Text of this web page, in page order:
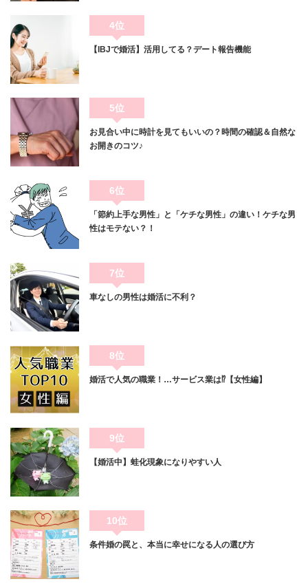
4位
【IBJで婚活】活用してる？デート報告機能
5位
お見合い中に時計を見てもいいの？時間の確認＆自然な
お開きのコツ♪
6位
「節約上手な男性」と「ケチな男性」の違い！ケチな男
性はモテない？！
7位
車なしの男性は婚活に不利？
8位
婚活で人気の職業！…サービス業は⁉【女性編】
9位
【婚活中】蛙化現象になりやすい人
10位
条件婚の罠と、本当に幸せになる人の選び方